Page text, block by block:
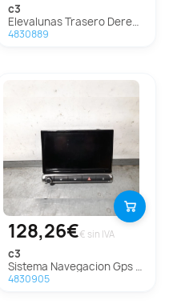
c3
Elevalunas Trasero Derecho Para Citroen C3
4830889
128,26€€ sin IVA
c3
Sistema Navegacion Gps para Citroën C3
4830905